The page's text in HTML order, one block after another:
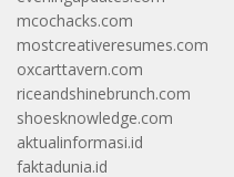
mcochacks.com
mostcreativeresumes.com
oxcarttavern.com
riceandshinebrunch.com
shoesknowledge.com
aktualinformasi.id
faktadunia.id